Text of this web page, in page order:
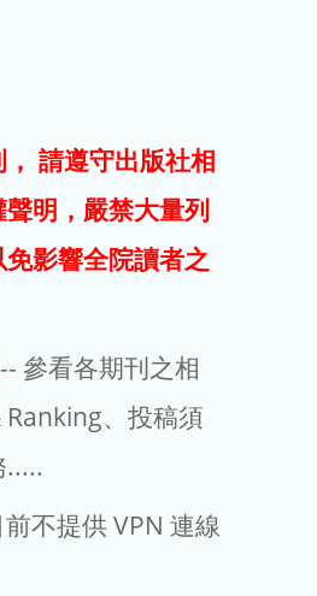
子期刊
試用
章處理費
EndNote
請遵守出版社相
明，嚴禁大量列
影響全院讀者之
-- 參看各期刊之相
Ranking、投稿須
前不提供 VPN 連線